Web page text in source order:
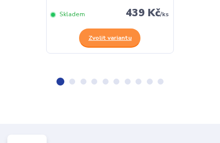
439 Kč/ks
Skladem
Zvolit variantu